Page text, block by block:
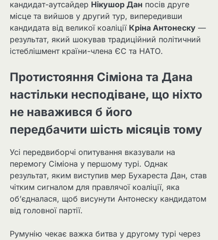
кандидат-аутсайдер Нікушор Дан посів друге
місце та вийшов у другий тур, випередивши
кандидата від великої коаліції Кріна Антонеску —
результат, який шокував традиційний політичний
істеблішмент країни-члена ЄС та НАТО.
Протистояння Сіміона та Дана
настільки несподіване, що ніхто
не наважився б його
передбачити шість місяців тому
Усі передвиборчі опитування вказували на
перемогу Сіміона у першому турі. Однак
результат, яким виступив мер Бухареста Дан, став
чітким сигналом для правлячої коаліції, яка
об’єдналася, щоб висунути Антонеску кандидатом
від головної партії.
Румунію чекає важка битва у другому турі через